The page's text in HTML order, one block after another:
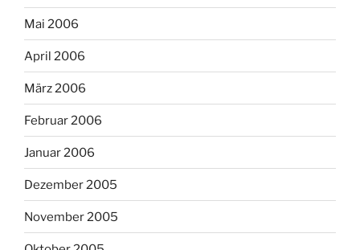
Mai 2006
April 2006
März 2006
Februar 2006
Januar 2006
Dezember 2005
November 2005